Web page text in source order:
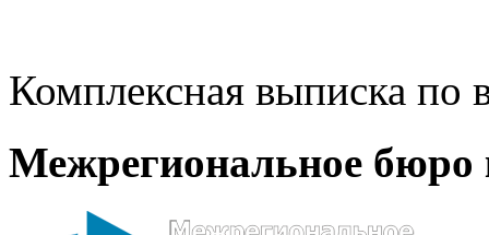
Комплексная выписка
Межрегиональное бюро